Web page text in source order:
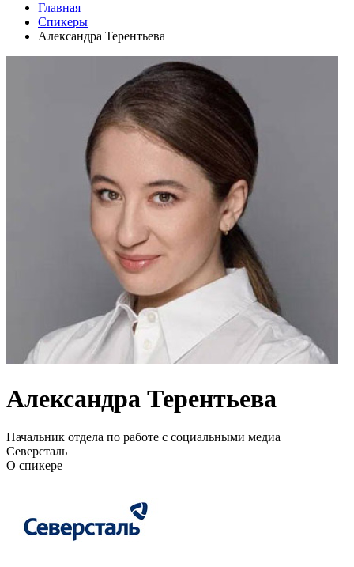
Главная
Спикеры
Александра Терентьева
Александра Терентьева
Начальник отдела по работе с социальными медиа
Северсталь
О спикере